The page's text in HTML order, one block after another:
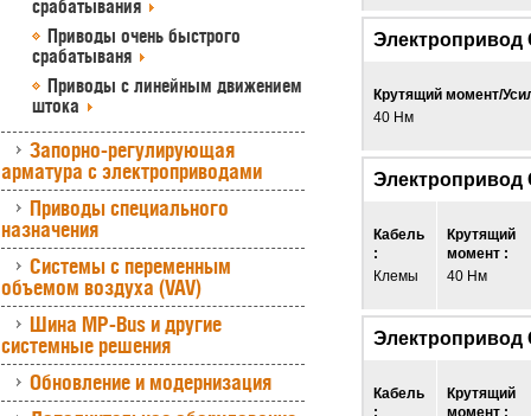
срабатывания
Приводы очень быстрого
срабатываня
Приводы с линейным движением
штока
Запорно-регулирующая
арматура с электроприводами
Приводы специального
назначения
Системы с переменным
объемом воздуха (VAV)
Шина MP-Bus и другие
системные решения
Обновление и модернизация
Электропривод
Крутящий момент/
40 Нм
Электропривод
Кабель
:
Клемы
Крутящий
момент :
40 Нм
Электропривод
Кабель
:
Крутящий
момент :